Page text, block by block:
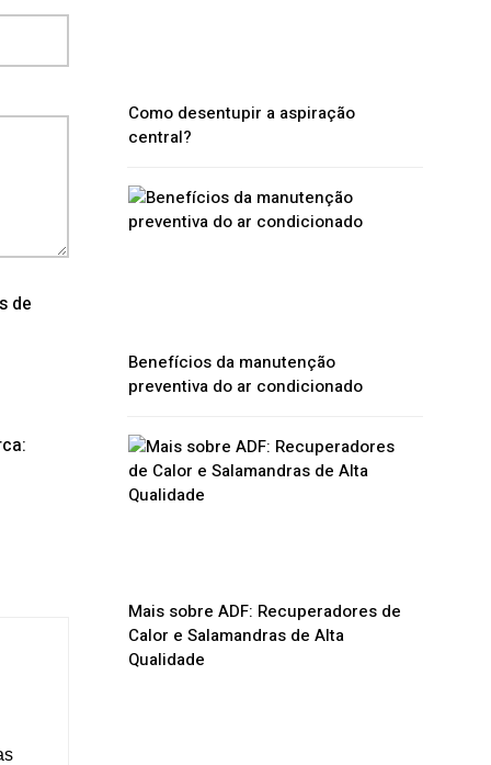
de
Como desentupir a aspiração
central?
Benefícios da manutenção
preventiva do ar condicionado
Mais sobre ADF: Recuperadores de
Calor e Salamandras de Alta
Qualidade